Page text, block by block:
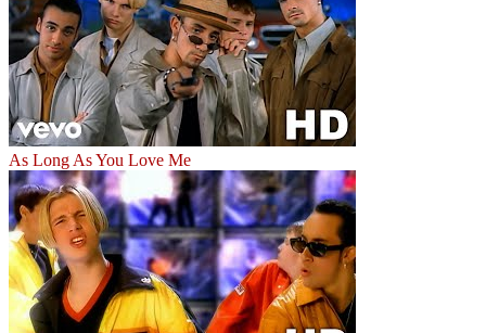
As Long As You Love Me